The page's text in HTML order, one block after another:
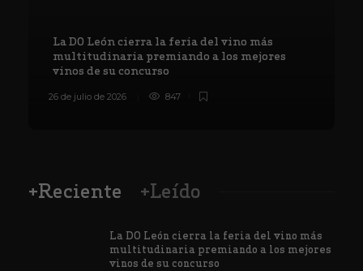
La DO León cierra la feria del vino más
multitudinaria premiando a los mejores
vinos de su concurso
26 de julio de 2026 847
+Reciente +Leído
La DO León cierra la feria del vino más
multitudinaria premiando a los mejores
vinos de su concurso